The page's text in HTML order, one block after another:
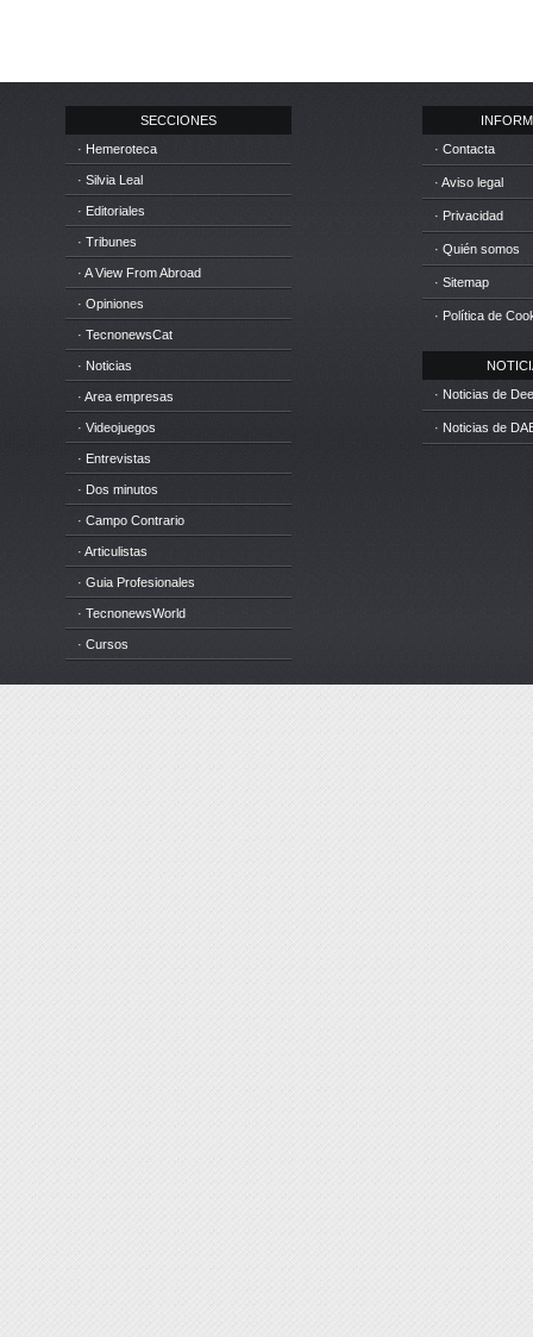
SECCIONES
· Hemeroteca
· Silvia Leal
· Editoriales
· Tribunes
· A View From Abroad
· Opiniones
· TecnonewsCat
· Noticias
· Area empresas
· Videojuegos
· Entrevistas
· Dos minutos
· Campo Contrario
· Articulistas
· Guia Profesionales
· TecnonewsWorld
· Cursos
· Contacta
· Aviso legal
· Privacidad
· Quién somos
· Sitemap
· Política de
· Noticias de
· Noticias de